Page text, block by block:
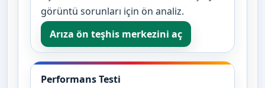
görüntü sorunları için ön analiz.
Arıza ön teşhis merkezini aç
Performans Testi